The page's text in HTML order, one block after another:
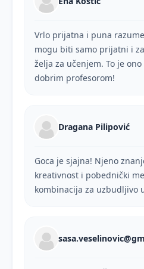
Vrlo prijatna i puna
mogu biti samo prijatni i
želja za učenjem. To je
dobrim profesorom!
Dragana Pilipović
Goca je sjajna! Njeno
kreativnost i pobednički
kombinacija za uzbudljivo